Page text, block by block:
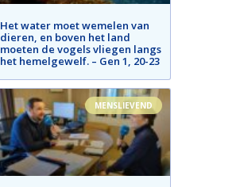
Het water moet wemelen van
dieren, en boven het land
moeten de vogels vliegen langs
het hemelgewelf. – Gen 1, 20-23
MENSLIEVEND